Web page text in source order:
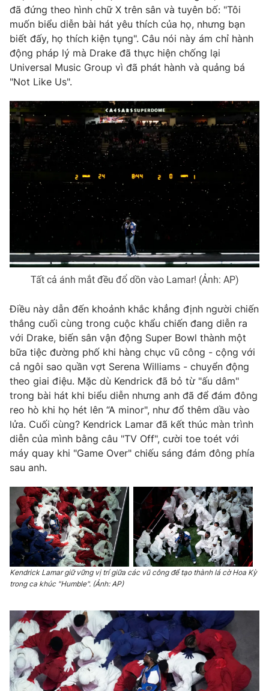
đã đứng theo hình chữ X trên sân và tuyên bố: "Tôi
muốn biểu diễn bài hát yêu thích của họ, nhưng bạn
biết đấy, họ thích kiện tụng". Câu nói này ám chỉ hành
động pháp lý mà Drake đã thực hiện chống lại
Universal Music Group vì đã phát hành và quảng bá
"Not Like Us".
Tất cả ánh mắt đều đổ dồn vào Lamar! (Ảnh: AP)
Điều này dẫn đến khoảnh khắc khẳng định người chiến
thắng cuối cùng trong cuộc khẩu chiến đang diễn ra
với Drake, biến sân vận động Super Bowl thành một
bữa tiệc đường phố khi hàng chục vũ công - cộng với
cả ngôi sao quần vợt Serena Williams - chuyển động
theo giai điệu. Mặc dù Kendrick đã bỏ từ "ấu dâm"
trong bài hát khi biểu diễn nhưng anh đã để đám đông
reo hò khi họ hét lên “A minor", như đổ thêm dầu vào
lửa. Cuối cùng? Kendrick Lamar đã kết thúc màn trình
diễn của mình bằng câu "TV Off", cười toe toét với
máy quay khi "Game Over" chiếu sáng đám đông phía
sau anh.
Kendrick Lamar giữ vững vị trí giữa các vũ công để tạo thành lá cờ Hoa Kỳ
trong ca khúc "Humble". (Ảnh: AP)